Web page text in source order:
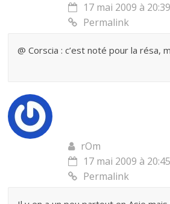
17 mai 2009 à 20:39
Permalink
@ Corscia : c’est noté pour la résa,
rOm
17 mai 2009 à 20:45
Permalink